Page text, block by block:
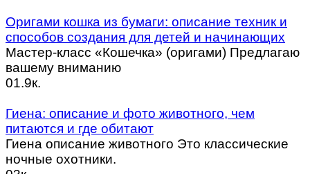
Оригами кошка из бумаги: описание техник и
способов создания для детей и начинающих
Мастер-класс «Кошечка» (оригами) Предлагаю
вашему вниманию
01.9к.
Гиена: описание и фото животного, чем
питаются и где обитают
Гиена описание животного Это классические
ночные охотники.